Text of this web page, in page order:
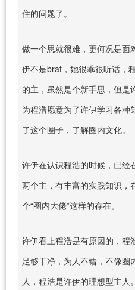
住的问题了。
做一个思就很难，更何况是面
伊不是brat，她很乖很听话，
的主，虽然是个新手思，但是
为程浩愿意为了许伊学习各种
了这个圈子，了解圈内文化。
许伊在认识程浩的时候，已经
两个主，有丰富的实践知识，
个“圈内大佬”这样的存在。
许伊看上程浩是有原因的，程
足够干净，为人不错，不像
人，程浩是许伊的理想型主人。